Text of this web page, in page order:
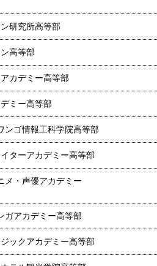
研究所高等部
高等部
カデミー高等部
ミー高等部
ンゴ情報工科学院高等部
ターアカデミー高等部
メ・声優アカデミー
ガアカデミー高等部
ックアカデミー高等部